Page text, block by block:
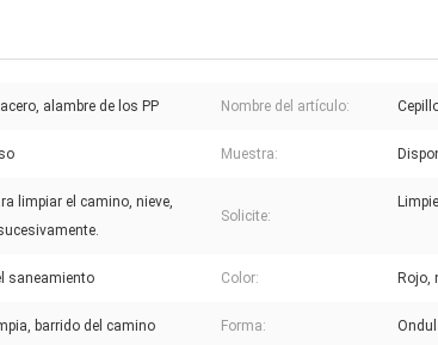
alambre de los PP Nombre del artículo:
Muestra:
limpiar el camino, nieve,
Solicite:
saneamiento Color: Rojo,
barrido del camino Forma: